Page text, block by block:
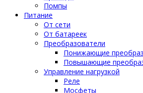
Помпы
Питание
От сети
От батареек
Преобразователи
Понижающие
Повышающие
Управление нагрузкой
Реле
Мосфеты